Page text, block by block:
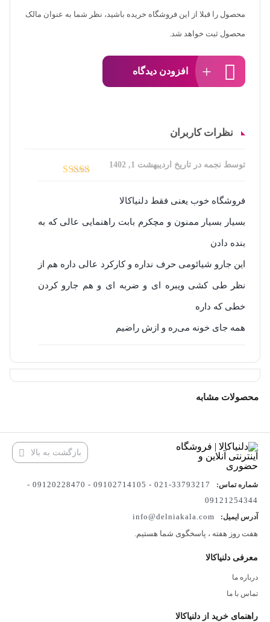
محصول را قبلا از این فروشگاه خریده باشید، نظر شما به عنوان مالک
محصول ثبت خواهد شد.
افزودن دیدگاه
نظرات کاربران
توسط نجمه در تاریخ اردیبهشت 1, 1402
فروشگاه خوب یعنی فقط دلنیاکالا
بسیار بسیار ممنون و مچکرم بابت راهنمایی عالی که به
بنده دادن
این جارو شیائومی حرف نداره و کارکرد عالی داره هم از
نظر طی کشی ویبره ای و ضربه ای و هم جارو کردن
خطی که داره
همه جای خونه می‌ره و ازش راضیم
محصولات مشابه
بازگشت به بالا
شماره تماس:
33793217-021 - 09102714105 - 09120228470 -
09121254344
آدرس ایمیل:
info@delniakala.com
هفت روز هفته ، پاسخگوی شما هستیم.
معرفی دلنیاکالا
درباره ما
تماس با ما
راهنمای خرید از دلنیاکالا